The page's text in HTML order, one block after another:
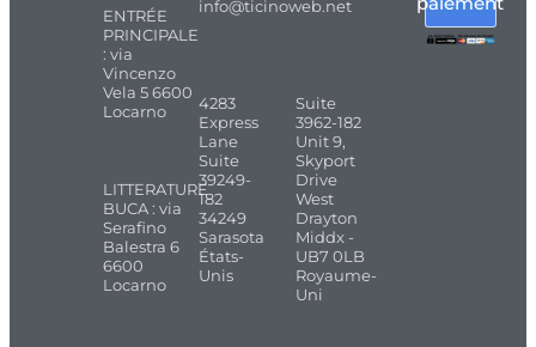
ENTRÉE
PRINCIPALE
: via
Vincenzo
Vela 5 6600
Locarno
LITTERATURE
BUCA : via
Serafino
Balestra 6
6600
Locarno
info@ticinoweb.net
4283
Express
Lane
Suite
39249-
182
34249
Sarasota
États-
Unis
Suite
3962-182
Unit 9,
Skyport
Drive
West
Drayton
Middx -
UB7 0LB
Royaume-
Uni